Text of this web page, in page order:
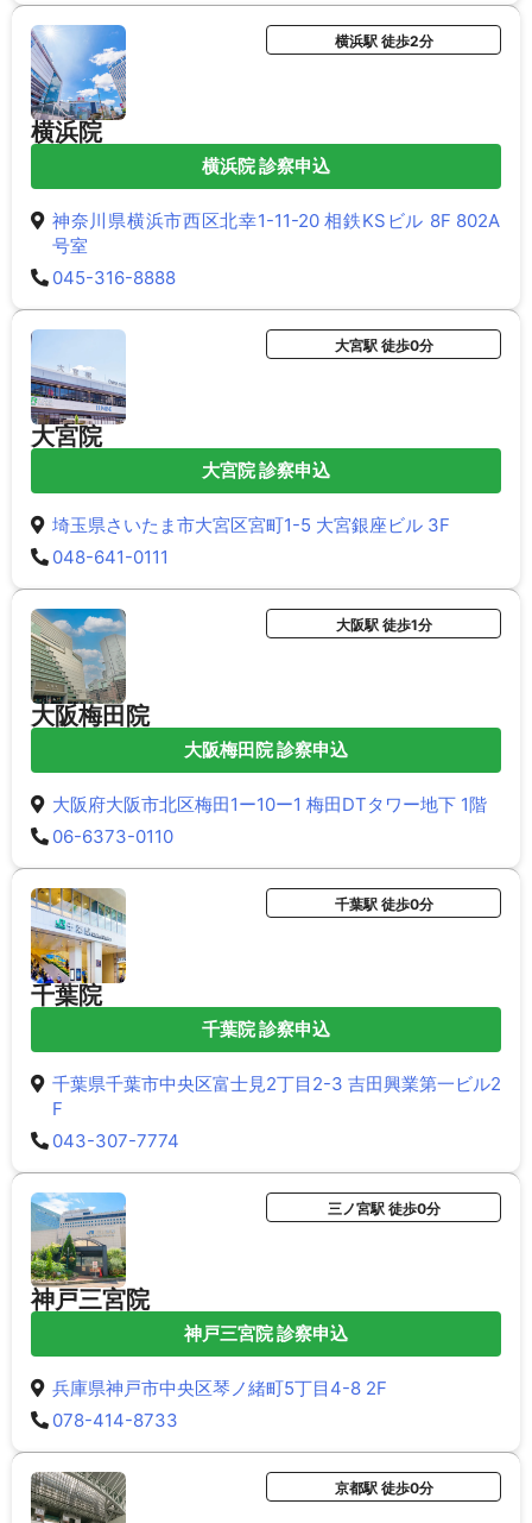
横浜院
横浜駅 徒歩2分
横浜院 診察申込
神奈川県横浜市西区北幸1-11-20 相鉄KSビル 8F 802A
号室
045-316-8888
大宮院
大宮駅 徒歩0分
大宮院 診察申込
埼玉県さいたま市大宮区宮町1-5 大宮銀座ビル 3F
048-641-0111
大阪梅田院
大阪駅 徒歩1分
大阪梅田院 診察申込
大阪府大阪市北区梅田1ー10ー1 梅田DTタワー地下 1階
06-6373-0110
千葉院
千葉駅 徒歩0分
千葉院 診察申込
千葉県千葉市中央区富士見2丁目2-3 吉田興業第一ビル2
F
043-307-7774
神戸三宮院
三ノ宮駅 徒歩0分
神戸三宮院 診察申込
兵庫県神戸市中央区琴ノ緒町5丁目4-8 2F
078-414-8733
京都駅 徒歩0分